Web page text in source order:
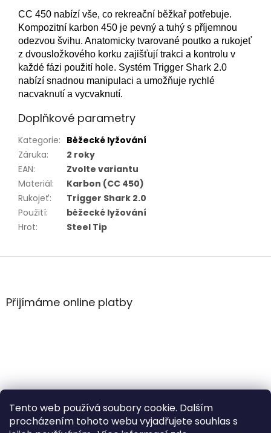
Tento web používá soubory cookie. Dalším
procházením tohoto webu vyjadřujete souhlas s
CC 450 nabízí vše, co rekreační běžkař potřebuje.
Kompozitní karbon 450 je pevný a tuhý s příjemnou
odezvou švihu. Anatomicky tvarované poutko a rukojeť
z dvousložkového korku zajišťují trakci a kontrolu v
každé fázi použití hole. Systém Trigger Shark 2.0
nabízí snadnou manipulaci a umožňuje rychlé
nacvaknutí a vycvaknutí.
Doplňkové parametry
Kategorie: Běžecké lyžování
Záruka:
2 roky
EAN:
Zvolte variantu
Materiál:
Karbon (CC 450)
Rukojeť:
Trigger Shark 2.0
Použití:
běžecké lyžování
Hrot: Steel Tip
Z
aPřijímáme online platby